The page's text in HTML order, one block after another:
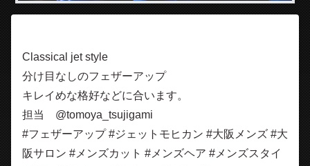
Classical jet style
分け目なしのフェザーアップ
キレイめな格好などに合います。
担当 @tomoya_tsujigami
#フェザーアップ #ジェットモヒカン #大阪メンズ #大
阪サロン #メンズカット #メンズヘア #メンズスタイ